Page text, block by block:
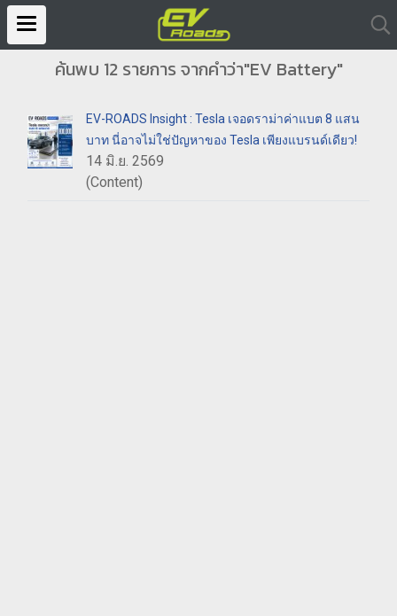
ค้นพบ 12 รายการ จากคำว่า"EV Battery"
EV-ROADS Insight : Tesla เจอดราม่าค่าแบต 8 แสน
บาท นี่อาจไม่ใช่ปัญหาของ Tesla เพียงแบรนด์เดียว!
14 มิ.ย. 2569
(Content)